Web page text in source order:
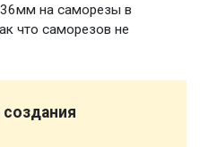
на саморезы в
что саморезов не